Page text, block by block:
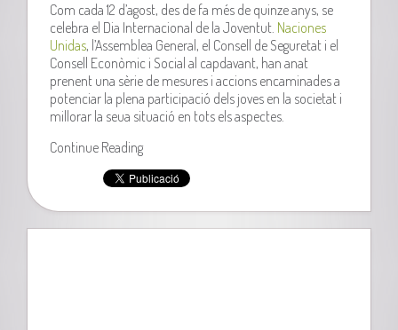
Com cada 12 d’agost, des de fa més de quinze anys, se
celebra el Dia Internacional de la Joventut. Naciones
Unidas, l’Assemblea General, el Consell de Seguretat i el
Consell Econòmic i Social al capdavant, han anat
prenent una sèrie de mesures i accions encaminades a
potenciar la plena participació dels joves en la societat i
millorar la seua situació en tots els aspectes.
Continue Reading